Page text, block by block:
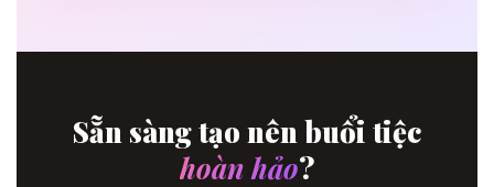
Sẵn sàng tạo nên buổi tiệc
hoàn hảo?